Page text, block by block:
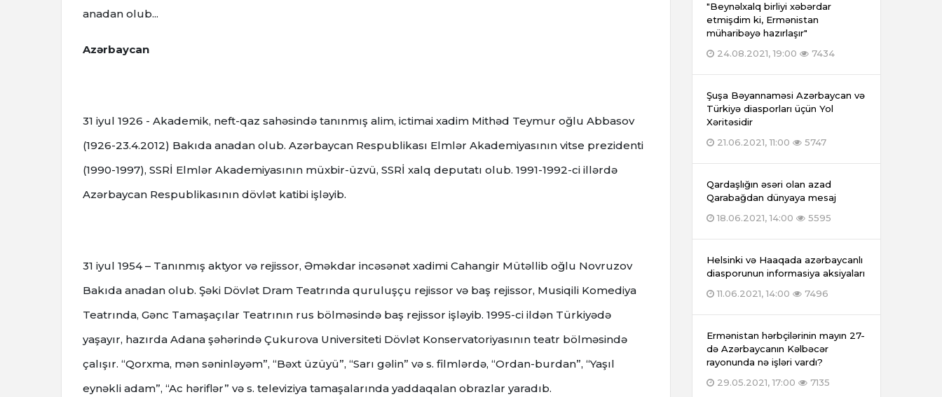
anadan olub...
Azərbaycan
31 iyul 1926 - Akademik, neft-qaz sahəsində tanınmış alim, ictimai xadim Mithəd Teymur oğlu Abbasov
(1926-23.4.2012) Bakıda anadan olub. Azərbaycan Respublikası Elmlər Akademiyasının vitse prezidenti
(1990-1997), SSRİ Elmlər Akademiyasının müxbir-üzvü, SSRİ xalq deputatı olub. 1991-1992-ci illərdə
Azərbaycan Respublikasının dövlət katibi işləyib.
31 iyul 1954 – Tanınmış aktyor və rejissor, Əməkdar incəsənət xadimi Cahangir Mütəllib oğlu Novruzov
Bakıda anadan olub. Şəki Dövlət Dram Teatrında quruluşçu rejissor və baş rejissor, Musiqili Komediya
Teatrında, Gənc Tamaşaçılar Teatrının rus bölməsində baş rejissor işləyib. 1995-ci ildən Türkiyədə
yaşayır, hazırda Adana şəhərində Çukurova Universiteti Dövlət Konservatoriyasının teatr bölməsində
çalışır. “Qorxma, mən səninləyəm”, “Bəxt üzüyü”, “Sarı gəlin” və s. filmlərdə, “Ordan-burdan”, “Yaşıl
eynəkli adam”, “Ac həriflər” və s. televiziya tamaşalarında yaddaqalan obrazlar yaradıb.
"Beynəlxalq birliyi xəbərdar
etmişdim ki, Ermənistan
müharibəyə hazırlaşır"
24.08.2021, 19:00
7434
Şuşa Bəyannaməsi Azərbaycan və
Türkiyə diasporları üçün Yol
Xəritəsidir
21.06.2021, 11:00
5747
Qardaşlığın əsəri olan azad
Qarabağdan dünyaya mesaj
18.06.2021, 14:00
5595
Helsinki və Haaqada azərbaycanlı
diasporunun informasiya aksiyaları
11.06.2021, 14:00
7496
Ermənistan hərbçilərinin mayın 27-
də Azərbaycanın Kəlbəcər
rayonunda nə işləri vardı?
29.05.2021, 17:00
7135